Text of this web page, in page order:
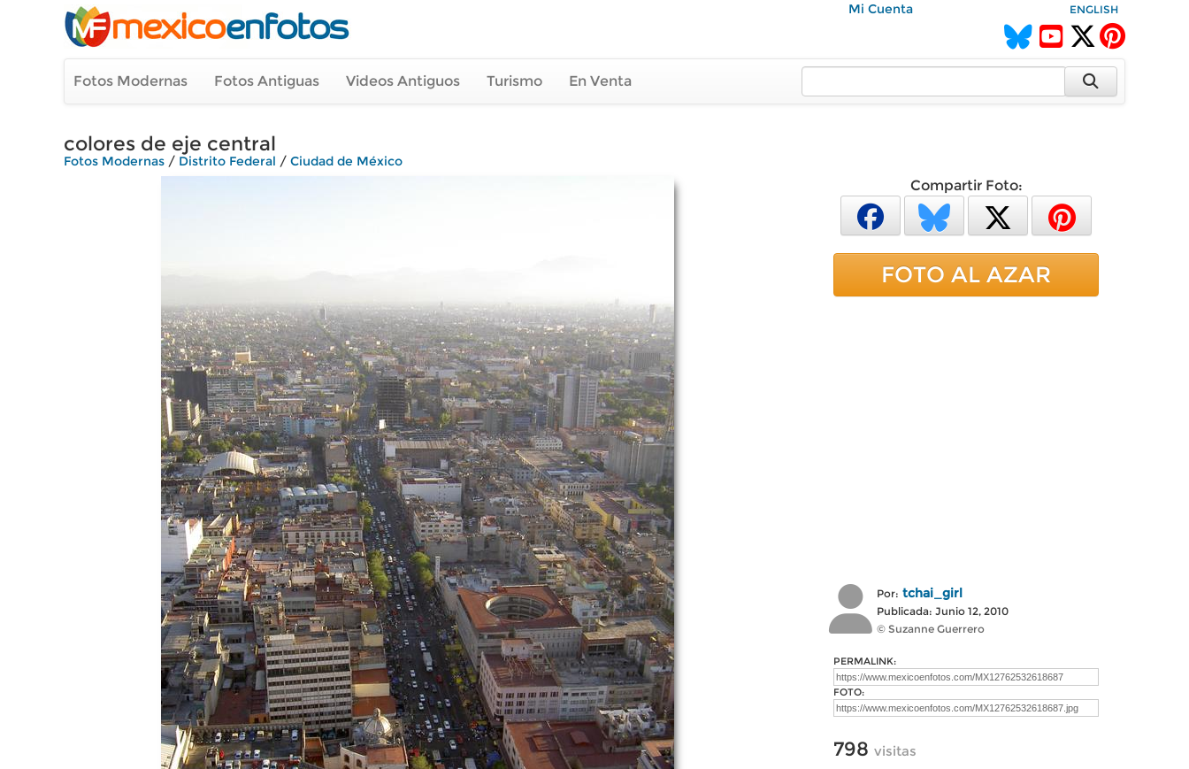
Mi Cuenta ENGLISH
Fotos Modernas Fotos Antiguas Videos Antiguos Turismo En Venta
colores de eje central
Fotos Modernas / Distrito Federal / Ciudad de México
Compartir Foto:
FOTO AL AZAR
Por: tchai_girl
Publicada: Junio 12, 2010
© Suzanne Guerrero
PERMALINK:
FOTO:
798 visitas